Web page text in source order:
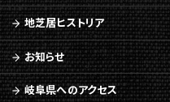
地芝居ヒストリア
お知らせ
岐阜県へのアクセス